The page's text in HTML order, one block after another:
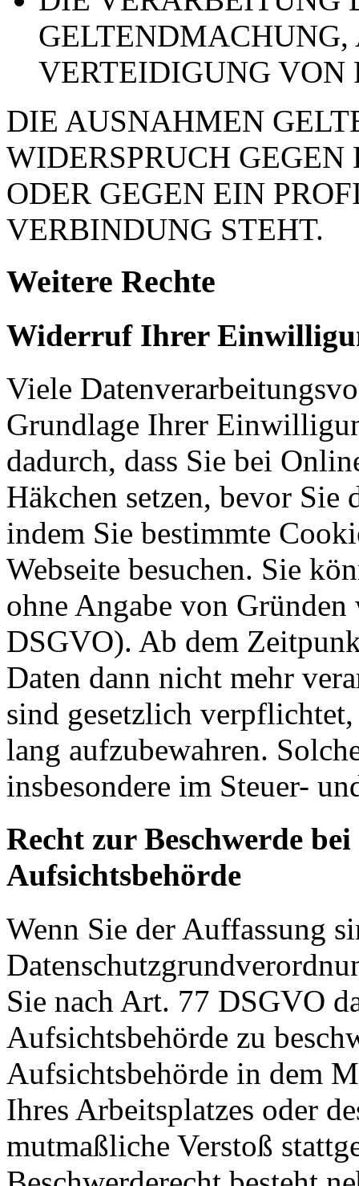
VERTEIDIGUNG VON
DIE AUSNAHMEN
WIDERSPRUCH
ODER GEGEN EIN
VERBINDUNG STEHT.
Weitere Rechte
Widerruf Ihrer
Viele
Grundlage Ihrer
dadurch, dass Sie bei
Häkchen setzen, bevor Sie
indem Sie bestimmte
Webseite besuchen. Sie
ohne Angabe von
DSGVO). Ab dem
Daten dann nicht mehr
sind gesetzlich
lang aufzubewahren.
insbesondere im Steuer-
Recht zur Beschwerde
Aufsichtsbehörde
Wenn Sie der Auffassung
Sie nach Art. 77 DSGVO
Aufsichtsbehörde zu
Aufsichtsbehörde in dem
Ihres Arbeitsplatzes oder
mutmaßliche Verstoß